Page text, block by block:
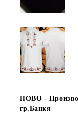
НОВО -
гр.Банкя